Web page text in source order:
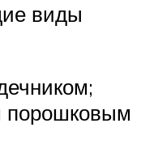
виды
порошковым